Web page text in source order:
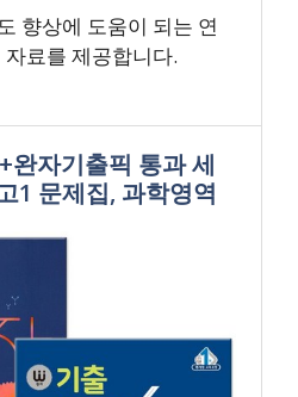
향상에 도움이 되는 연
료를 제공합니다.
완자기출픽 통과 세
1 문제집, 과학영역